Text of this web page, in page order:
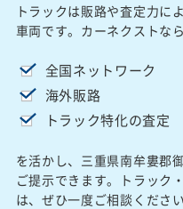
トラックは販路や査定力に
車両です。カーネクストなら
全国ネットワーク
海外販路
トラック特化の査定
を活かし、三重県南牟婁郡
ご提示できます。トラック
は、ぜひ一度ご相談ください